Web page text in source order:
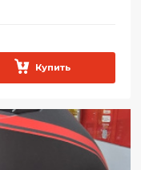
Купить